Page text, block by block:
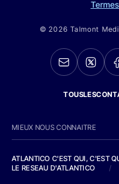
© 2026 Talmont
MIEUX NOUS CONNAITRE
ATLANTICO C'EST QUI, C'EST
LE RESEAU D'ATLANTICO
/